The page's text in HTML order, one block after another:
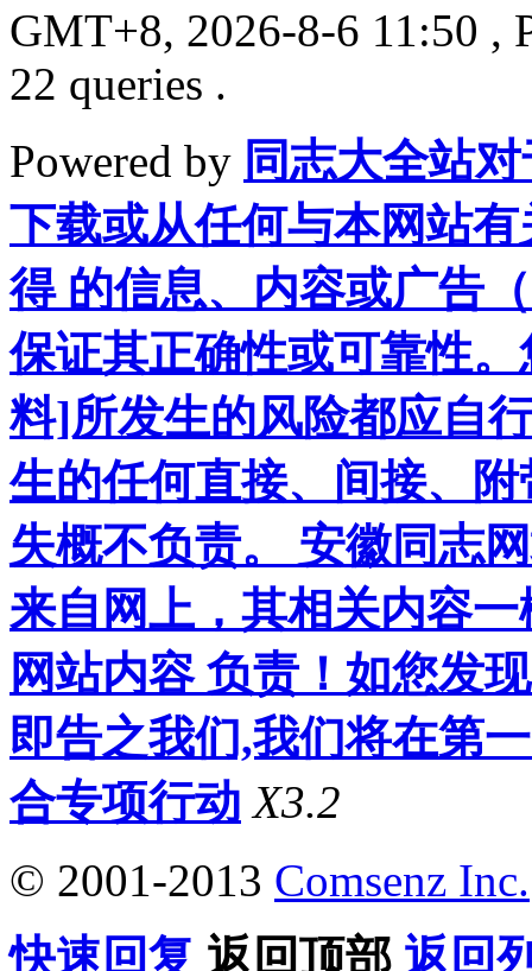
GMT+8, 2026-8-6 11:50 ,
22 queries .
Powered by 同志大全站
下载或从任何与本网站
得 的信息、内容或广告
保证其正确性或可靠性
料]所发生的风险都应自
生的任何直接、间接、
失概不负责。 安徽同志
来自网上，其相关内容
网站内容 负责！如您发
即告之我们,我们将在第
合专项行动 X3.2
© 2001-2013 Comsenz Inc.
快速回复 返回顶部 返回